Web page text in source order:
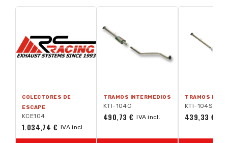
COLECTORES DE
ESCAPE
KCE104
1.034,74 € IVA incl.
TRAMOS INTERMEDIOS
KTI-104C
490,73 € IVA incl.
TRAMOS
KTI-104S
439,33 €